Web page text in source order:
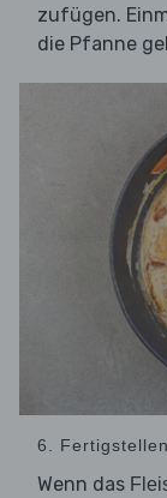
zufügen.
die Pfanne
6.
Wenn das